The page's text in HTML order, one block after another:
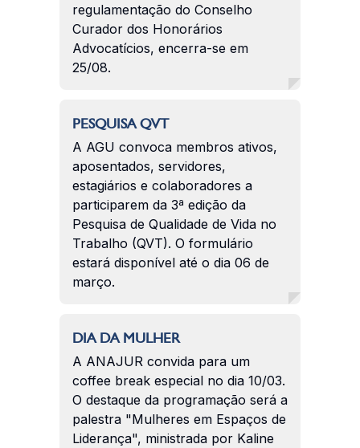
regulamentação do Conselho
Curador dos Honorários
Advocatícios, encerra-se em
25/08.
PESQUISA QVT
A AGU convoca membros ativos,
aposentados, servidores,
estagiários e colaboradores a
participarem da 3ª edição da
Pesquisa de Qualidade de Vida no
Trabalho (QVT). O formulário
estará disponível até o dia 06 de
março.
DIA DA MULHER
A ANAJUR convida para um
coffee break especial no dia 10/03.
O destaque da programação será a
palestra "Mulheres em Espaços de
Liderança", ministrada por Kaline